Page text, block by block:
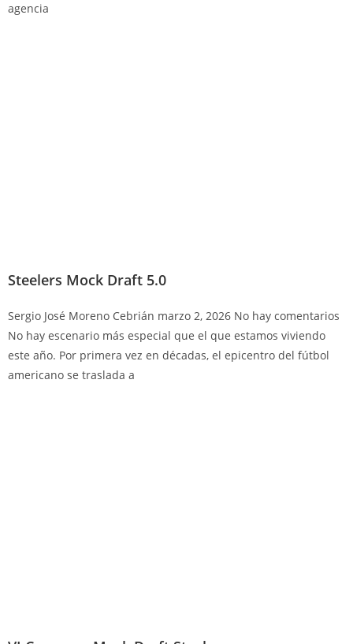
agencia
Steelers Mock Draft 5.0
Sergio José Moreno Cebrián marzo 2, 2026 No hay comentarios
No hay escenario más especial que el que estamos viviendo
este año. Por primera vez en décadas, el epicentro del fútbol
americano se traslada a